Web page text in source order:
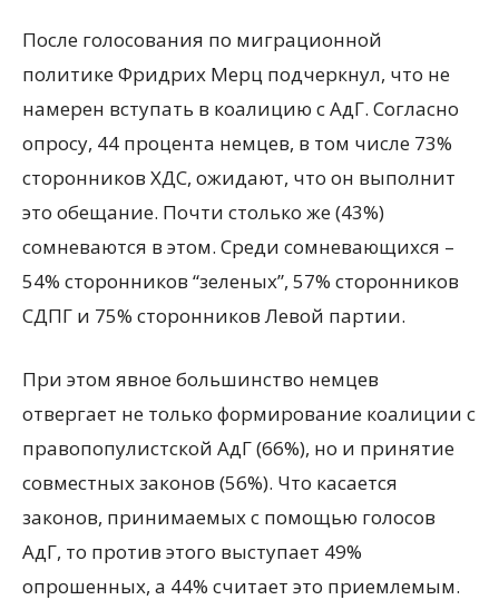
После голосования по миграционной
политике Фридрих Мерц подчеркнул, что не
намерен вступать в коалицию с АдГ. Согласно
опросу, 44 процента немцев, в том числе 73%
сторонников ХДС, ожидают, что он выполнит
это обещание. Почти столько же (43%)
сомневаются в этом. Среди сомневающихся –
54% сторонников “зеленых”, 57% сторонников
СДПГ и 75% сторонников Левой партии.
При этом явное большинство немцев
отвергает не только формирование коалиции с
правопопулистской АдГ (66%), но и принятие
совместных законов (56%). Что касается
законов, принимаемых с помощью голосов
АдГ, то против этого выступает 49%
опрошенных, а 44% считает это приемлемым.